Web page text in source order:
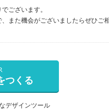
ございます。
また機会がございましたらぜひご
つくる
デザインツール